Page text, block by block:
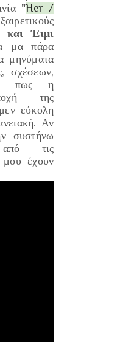
"Her /
και Έιμι
μα πάρα
μηνύματα
σχέσεων,
πως η
της
εύκολη
Αν
συστήνω
από τις
μου έχουν